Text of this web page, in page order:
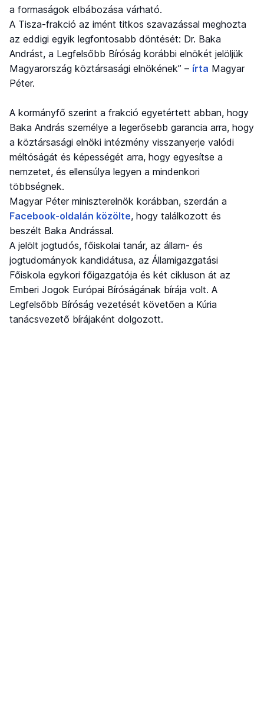
a formaságok elbábozása várható.
A Tisza-frakció az imént titkos szavazással meghozta
az eddigi egyik legfontosabb döntését: Dr. Baka
Andrást, a Legfelsőbb Bíróság korábbi elnökét jelöljük
Magyarország köztársasági elnökének” – írta Magyar
Péter.
A kormányfő szerint a frakció egyetértett abban, hogy
Baka András személye a legerősebb garancia arra, hogy
a köztársasági elnöki intézmény visszanyerje valódi
méltóságát és képességét arra, hogy egyesítse a
nemzetet, és ellensúlya legyen a mindenkori
többségnek.
Magyar Péter miniszterelnök korábban, szerdán a
Facebook-oldalán közölte, hogy találkozott és
beszélt Baka Andrással.
A jelölt jogtudós, főiskolai tanár, az állam- és
jogtudományok kandidátusa, az Államigazgatási
Főiskola egykori főigazgatója és két cikluson át az
Emberi Jogok Európai Bíróságának bírája volt. A
Legfelsőbb Bíróság vezetését követően a Kúria
tanácsvezető bírájaként dolgozott.